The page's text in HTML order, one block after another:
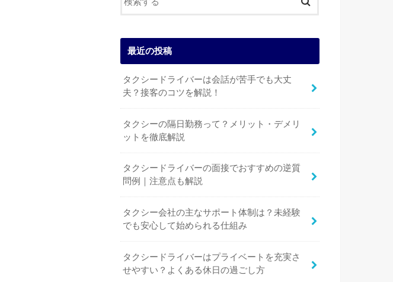
最近の投稿
タクシードライバーは会話が苦手でも大丈
夫？接客のコツを解説！
タクシーの隔日勤務って？メリット・デメリ
ットを徹底解説
タクシードライバーの面接でおすすめの逆質
問例｜注意点も解説
タクシー会社の主なサポート体制は？未経験
でも安心して始められる仕組み
タクシードライバーはプライベートを充実さ
せやすい？よくある休日の過ごし方